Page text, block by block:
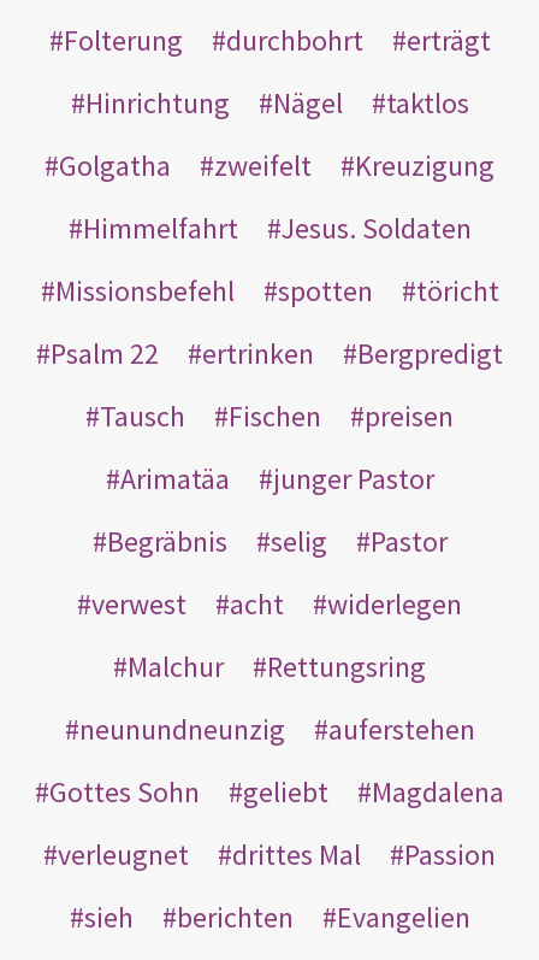
Folterung
durchbohrt
erträgt
Hinrichtung
Nägel
taktlos
Golgatha
zweifelt
Kreuzigung
Himmelfahrt
Jesus. Soldaten
Missionsbefehl
spotten
töricht
Psalm 22
ertrinken
Bergpredigt
Tausch
Fischen
preisen
Arimatäa
junger Pastor
Begräbnis
selig
Pastor
verwest
acht
widerlegen
Malchur
Rettungsring
neunundneunzig
auferstehen
Gottes Sohn
geliebt
Magdalena
verleugnet
drittes Mal
Passion
sieh
berichten
Evangelien